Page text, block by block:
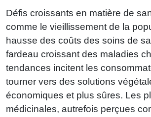
Défis croissants en matière de
comme le vieillissement de la
hausse des coûts des soins de
fardeau croissant des maladies
tendances incitent les
tourner vers des solutions
économiques et plus sûres. Les
médicinales, autrefois perçues